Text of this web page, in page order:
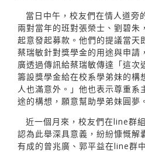
當日中午，校友們在情人道旁
兩對當年的班對張榮士、劉碧朱
起意發起募款。他們的提議當天
蔡瑞敏針對獎學金的用途與申請
廣透過傳訊給蔡瑞敏傳達「這次
籌設獎學金給在校系學弟妹的構
人也滿意外。」他也表示尊重系
途的構想，願意幫助學弟妹圓夢。
近一個月來，校友們在line群
認為此舉深具意義，紛紛慷慨解
有成的曾兆廣、郭平益在line群